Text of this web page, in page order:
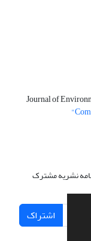
Journal of
نشریه مشترک
اشتراک